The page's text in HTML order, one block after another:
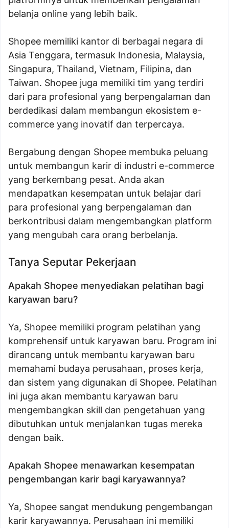
belanja online yang lebih baik.
Shopee memiliki kantor di berbagai negara di
Asia Tenggara, termasuk Indonesia, Malaysia,
Singapura, Thailand, Vietnam, Filipina, dan
Taiwan. Shopee juga memiliki tim yang terdiri
dari para profesional yang berpengalaman dan
berdedikasi dalam membangun ekosistem e-
commerce yang inovatif dan terpercaya.
Bergabung dengan Shopee membuka peluang
untuk membangun karir di industri e-commerce
yang berkembang pesat. Anda akan
mendapatkan kesempatan untuk belajar dari
para profesional yang berpengalaman dan
berkontribusi dalam mengembangkan platform
yang mengubah cara orang berbelanja.
Tanya Seputar Pekerjaan
Apakah Shopee menyediakan pelatihan bagi
karyawan baru?
Ya, Shopee memiliki program pelatihan yang
komprehensif untuk karyawan baru. Program ini
dirancang untuk membantu karyawan baru
memahami budaya perusahaan, proses kerja,
dan sistem yang digunakan di Shopee. Pelatihan
ini juga akan membantu karyawan baru
mengembangkan skill dan pengetahuan yang
dibutuhkan untuk menjalankan tugas mereka
dengan baik.
Apakah Shopee menawarkan kesempatan
pengembangan karir bagi karyawannya?
Ya, Shopee sangat mendukung pengembangan
karir karyawannya. Perusahaan ini memiliki